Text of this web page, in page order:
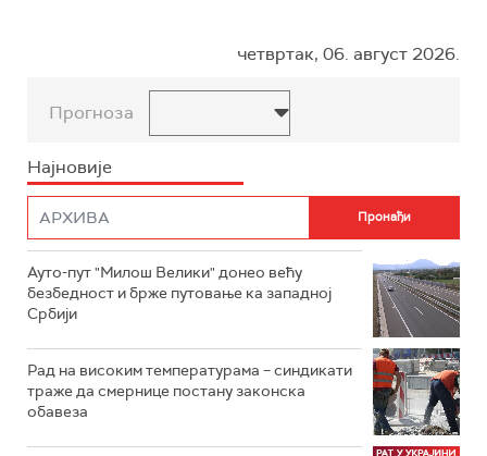
четвртак, 06. август 2026.
Прогноза
Најновије
Ауто-пут "Милош Велики" донео већу
безбедност и брже путовање ка западној
Србији
Рад на високим температурама – синдикати
траже да смернице постану законска
обавеза